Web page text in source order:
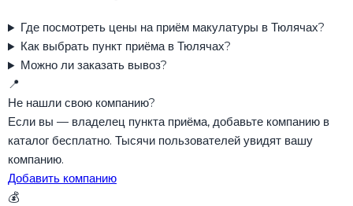
Где посмотреть цены на приём макулатуры в Тюлячах?
Как выбрать пункт приёма в Тюлячах?
Можно ли заказать вывоз?
📍
Не нашли свою компанию?
Если вы — владелец пункта приёма, добавьте компанию в
каталог бесплатно. Тысячи пользователей увидят вашу
компанию.
Добавить компанию
💰